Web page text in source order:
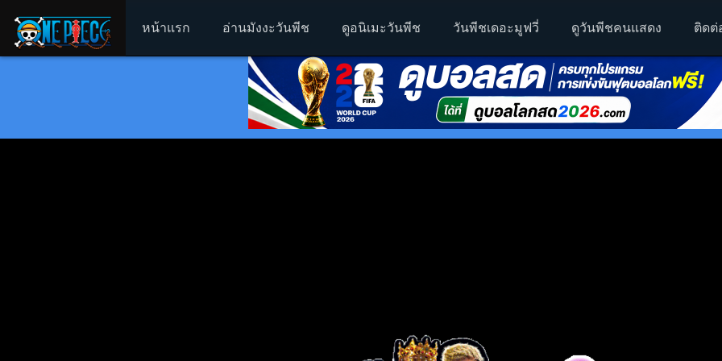
หน้าแรก อ่านมังงะวันพีช ดูอนิเมะวันพีช วันพีชเดอะมูฟวี่ ดูวันพีชคนแสดง ติดต่